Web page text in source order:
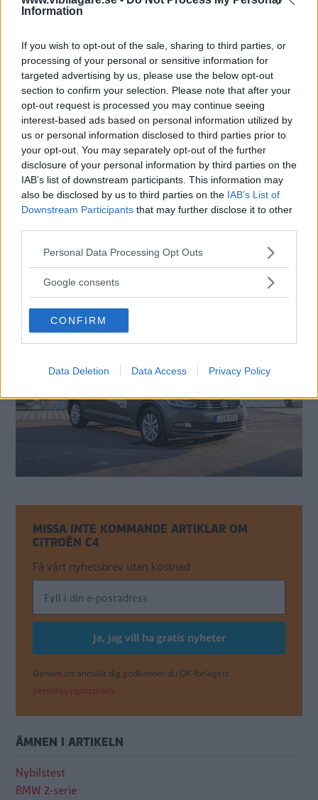
Information
If you wish to opt-out of the sale, sharing to third parties, or
processing of your personal or sensitive information for
targeted advertising by us, please use the below opt-out
section to confirm your selection. Please note that after your
opt-out request is processed you may continue seeing
interest-based ads based on personal information utilized by
us or personal information disclosed to third parties prior to
your opt-out. You may separately opt-out of the further
disclosure of your personal information by third parties on the
IAB’s list of downstream participants. This information may
also be disclosed by us to third parties on the IAB’s List of
Downstream Participants that may further disclose it to other
Please note that this website/app uses one or more Google
not limited to your visit or usage behaviour. You may click to
use your data for below specified purposes in below Google
consent section.
Personal Data Processing Opt Outs
Google consents
CONFIRM
Data Deletion Data Access Privacy Policy
MISSA INTE KOMMANDE ARTIKLAR OM
CITROËN C4
Få vårt nyhetsbrev utan kostnad
Genom att anmäla dig godkänner du OK-förlagets
personuppgiftspolicy.
ÄMNEN I ARTIKELN
Nybilstest
BMW 2-serie